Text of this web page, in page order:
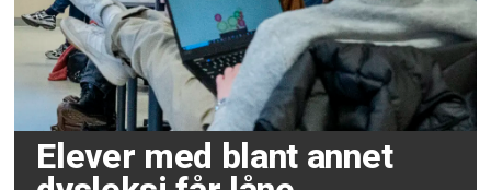
Elever med blant annet